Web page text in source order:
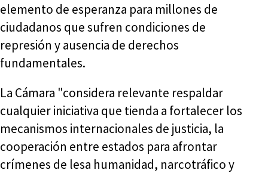
elemento de esperanza para millones de
ciudadanos que sufren condiciones de
represión y ausencia de derechos
fundamentales.
La Cámara "considera relevante respaldar
cualquier iniciativa que tienda a fortalecer los
mecanismos internacionales de justicia, la
cooperación entre estados para afrontar
crímenes de lesa humanidad, narcotráfico y